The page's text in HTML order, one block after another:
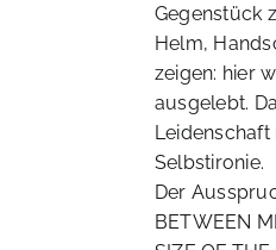
Gegenstück
Helm,
zeigen: hier
ausgelebt.
Selbstironie.
Der
BETWEEN